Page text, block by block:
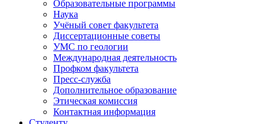
Образовательные программы
Наука
Учёный совет факультета
Диссертационные советы
УМС по геологии
Международная деятельность
Профком факультета
Пресс-служба
Дополнительное образование
Этическая комиссия
Контактная информация